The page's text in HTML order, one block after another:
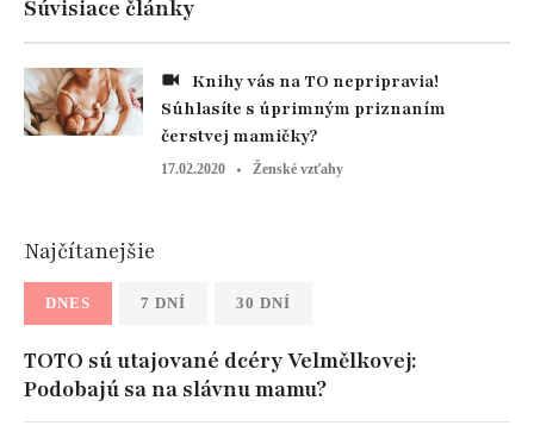
Súvisiace články
Súhlasíte s úprimným priznaním
čerstvej mamičky?
17.02.2020 Ženské vzťahy
Najčítanejšie
DNES 7 DNÍ 30 DNÍ
TOTO sú utajované dcéry Velmělkovej:
Podobajú sa na slávnu mamu?